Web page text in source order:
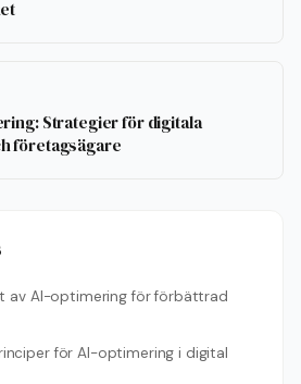
Strategier för digitala
företagsägare
av AI-optimering för förbättrad
för AI-optimering i digital